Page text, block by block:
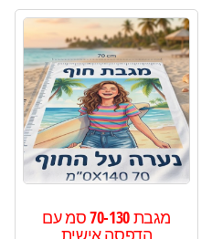
מגבת 70-130 סמ עם
הדפסה אישית